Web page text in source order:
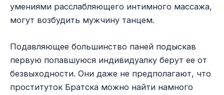
умениями расслабляющего интимного массажа,
могут возбудить мужчину танцем.
Подавляющее большинство паней подыскав
первую попавшуюся индивидуалку берут ее от
безвыходности. Они даже не предполагают, что
проституток Братска можно найти намного